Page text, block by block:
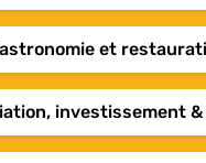
et
investissement